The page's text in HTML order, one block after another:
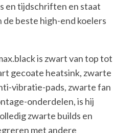
en tijdschriften en staat
de beste high-end koelers
is zwart van top tot
gecoate heatsink, zwarte
vibratie-pads, zwarte fan
onderdelen, is hij
zwarte builds en
met andere